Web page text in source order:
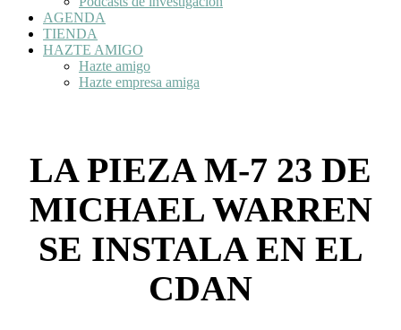
AGENDA
TIENDA
HAZTE AMIGO
Hazte amigo
Hazte empresa amiga
LA PIEZA M-7 23 DE
MICHAEL WARREN
SE INSTALA EN EL
CDAN